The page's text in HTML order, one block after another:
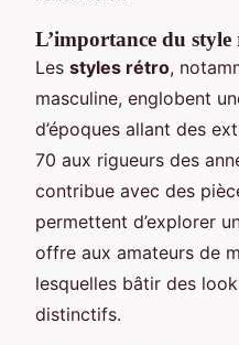
L’importance du style
Les styles rétro,
masculine, englobent
d’époques allant des
70 aux rigueurs des
contribue avec des
permettent d’explorer
offre aux amateurs de
lesquelles bâtir des
distinctifs.